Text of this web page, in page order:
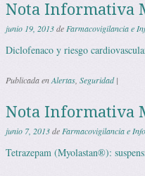
Nota Informativa
junio 19, 2013deFarmacovigilancia e
Diclofenaco y riesgo
Publicada enAlertas, Seguridad |
Nota Informativa
junio 7, 2013deFarmacovigilancia e
Tetrazepam (Myolastan®):